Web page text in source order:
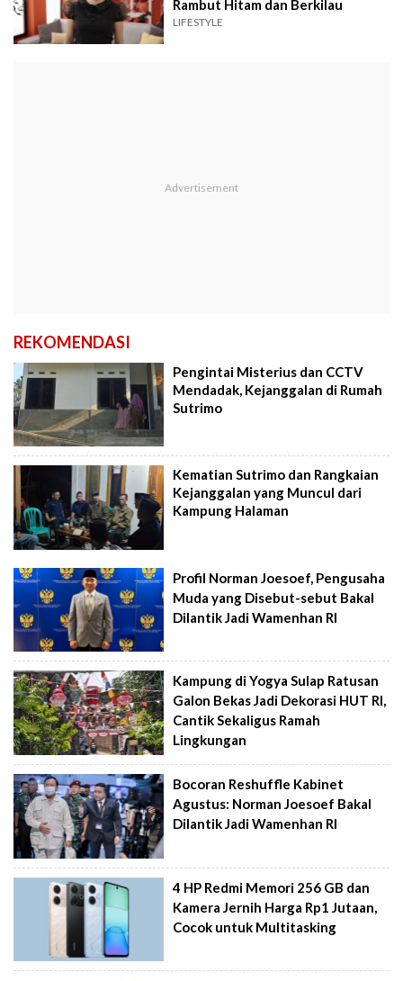
Rambut Hitam dan Berkilau
LIFESTYLE
REKOMENDASI
Pengintai Misterius dan CCTV
Mendadak, Kejanggalan di Rumah
Sutrimo
Kematian Sutrimo dan Rangkaian
Kejanggalan yang Muncul dari
Kampung Halaman
Profil Norman Joesoef, Pengusaha
Muda yang Disebut-sebut Bakal
Dilantik Jadi Wamenhan RI
Kampung di Yogya Sulap Ratusan
Galon Bekas Jadi Dekorasi HUT RI,
Cantik Sekaligus Ramah
Lingkungan
Bocoran Reshuffle Kabinet
Agustus: Norman Joesoef Bakal
Dilantik Jadi Wamenhan RI
4 HP Redmi Memori 256 GB dan
Kamera Jernih Harga Rp1 Jutaan,
Cocok untuk Multitasking